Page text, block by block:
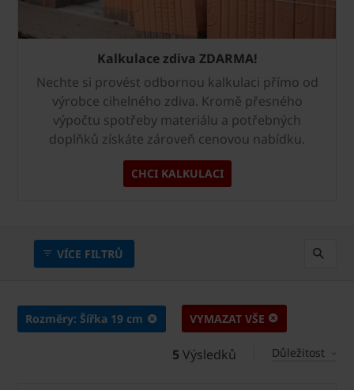
Kalkulace zdiva ZDARMA!
Nechte si provést odbornou kalkulaci přímo od
výrobce cihelného zdiva. Kromě přesného
výpočtu spotřeby materiálu a potřebných
doplňků získáte zároveň cenovou nabídku.
CHCI KALKULACI
VÍCE FILTRŮ
Rozměry: Šířka 19 cm VYMAZAT VŠE
5 Výsledků Důležitost